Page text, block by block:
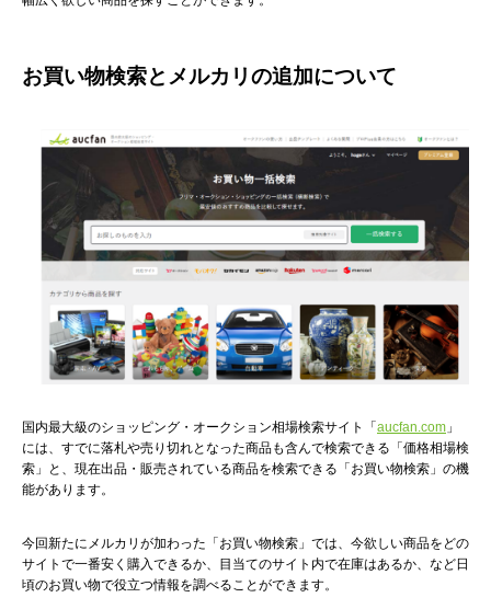
お買い物検索とメルカリの追加について
国内最大級のショッピング・オークション相場検索サイト「 aucfan.com 」
には、すでに落札や売り切れとなった商品も含んで検索できる「価格相場検
索」と、現在出品・販売されている商品を検索できる「お買い物検索」の機
能があります。
今回新たにメルカリが加わった「お買い物検索」では、今欲しい商品をどの
サイトで一番安く購入できるか、目当てのサイト内で在庫はあるか、など日
頃のお買い物で役立つ情報を調べることができます。